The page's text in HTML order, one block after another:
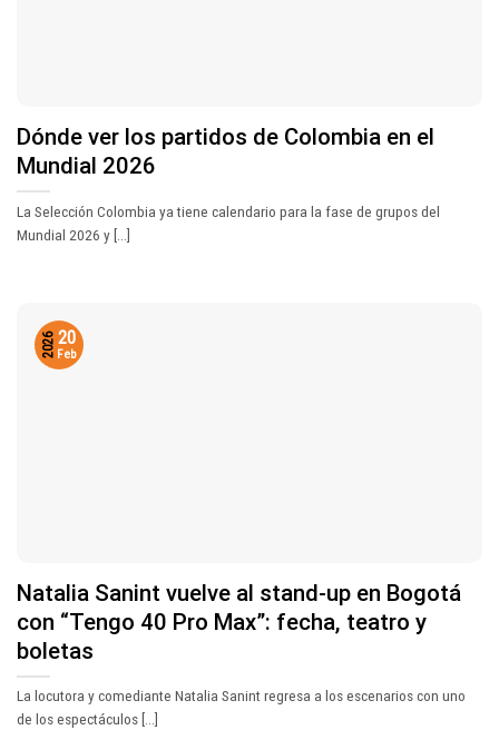
Dónde ver los partidos de Colombia en el
Mundial 2026
La Selección Colombia ya tiene calendario para la fase de grupos del
Mundial 2026 y [...]
Natalia Sanint vuelve al stand-up en Bogotá
con “Tengo 40 Pro Max”: fecha, teatro y
boletas
La locutora y comediante Natalia Sanint regresa a los escenarios con uno
de los espectáculos [...]
20
Feb
2026